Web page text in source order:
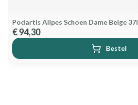
Podartis Alipes Schoen Dame Beige 37l
€ 94,30
Bestel